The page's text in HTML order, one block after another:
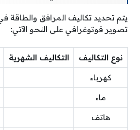
يتم تحديد تكاليف المرافق والطاقة
تصوير فوتوغرافي على النحو الآتي:
نوع التكاليف التكاليف الشهرية
كهرباء
ماء
هاتف